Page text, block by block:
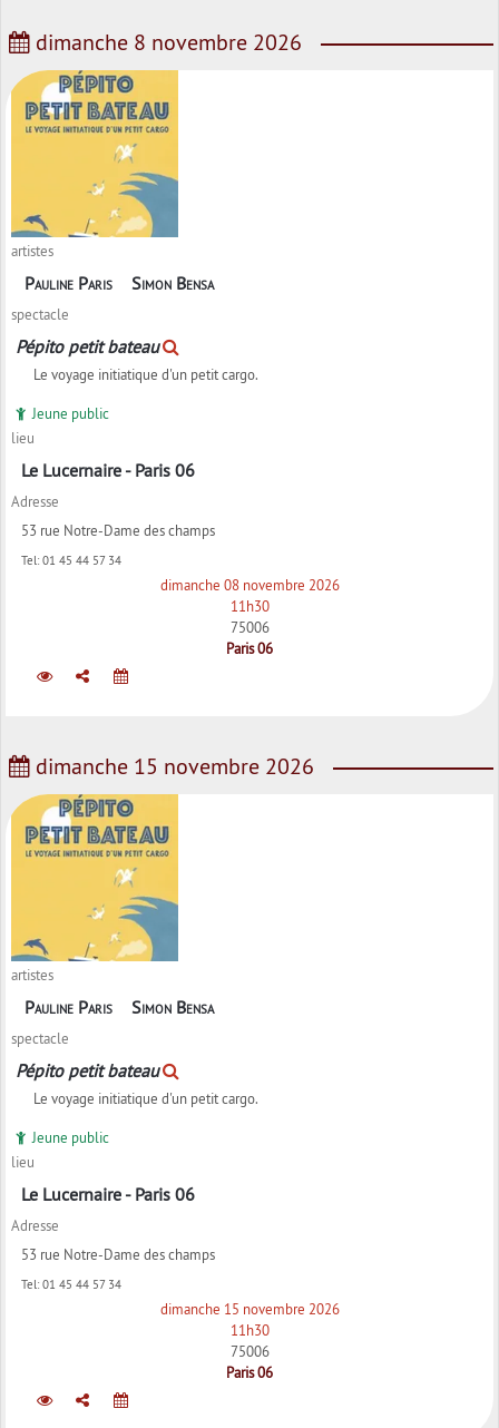
dimanche 8 novembre 2026
artistes
Pauline Paris Simon Bensa
spectacle
Pépito petit bateau
Le voyage initiatique d'un petit cargo.
Jeune public
lieu
Le Lucernaire - Paris 06
Adresse
53 rue Notre-Dame des champs
Tel: 01 45 44 57 34
dimanche 08 novembre 2026
11h30
75006
Paris 06
dimanche 15 novembre 2026
artistes
Pauline Paris Simon Bensa
spectacle
Pépito petit bateau
Le voyage initiatique d'un petit cargo.
Jeune public
lieu
Le Lucernaire - Paris 06
Adresse
53 rue Notre-Dame des champs
Tel: 01 45 44 57 34
dimanche 15 novembre 2026
11h30
75006
Paris 06